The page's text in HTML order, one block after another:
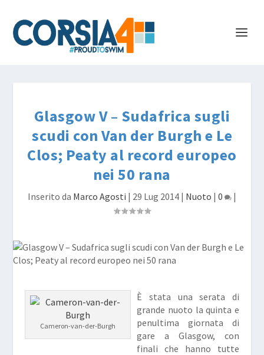
Glasgow V – Sudafrica sugli
scudi con Van der Burgh e Le
Clos; Peaty al record europeo
nei 50 rana
Inserito da Marco Agosti | 29 Lug 2014 | Nuoto | 0 |
Cameron-van-der-Burgh
È stata una serata di
grande nuoto la quinta e
penultima giornata di
gare a Glasgow, con
finali che hanno tutte